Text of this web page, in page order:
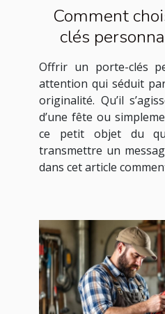
Comment
clés
Offrir un porte-clés
attention qui séduit
originalité. Qu’il
d’une fête ou
ce petit objet du
transmettre un
dans cet article